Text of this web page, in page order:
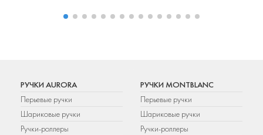
РУЧКИ AURORA
Перьевые ручки
Шариковые ручки
Ручки-роллеры
РУЧКИ MONTBLANC
Перьевые ручки
Шариковые ручки
Ручки-роллеры